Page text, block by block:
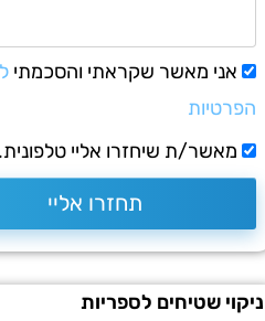
אני מאשר שקראתי והסכמתי
הפרטיות
מאשר/ת שיחזרו אליי טלפונית.
תחזרו אליי
ניקוי שטיחים לספריות